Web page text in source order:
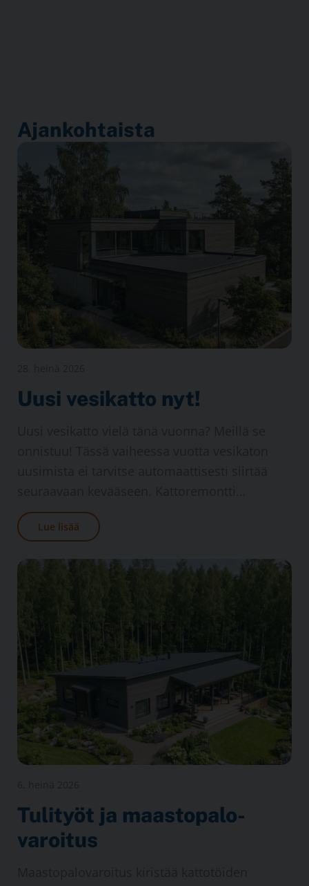
Ajankohtaista
Uusi vesi­katto nyt!
Lue lisää
Tuli­työt ja maasto­palo­
varoitus